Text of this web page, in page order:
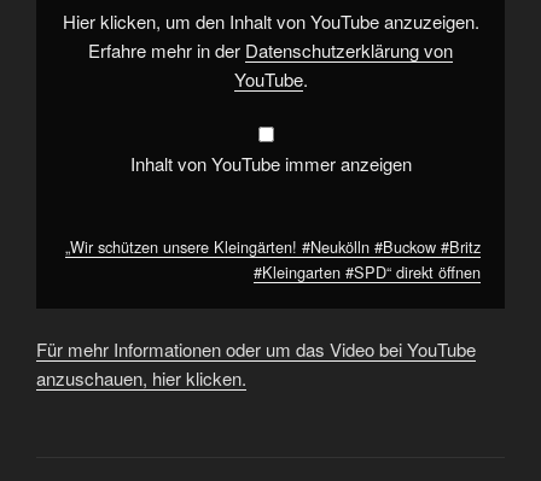
#Kleingarten
#SPD“
YouTube
Hier klicken, um den Inhalt von YouTube anzuzeigen.
Erfahre mehr in der Datenschutzerklärung von
YouTube.
Inhalt von YouTube immer anzeigen
„Wir schützen unsere Kleingärten! #Neukölln #Buckow #Britz
#Kleingarten #SPD“ direkt öffnen
Für mehr Informationen oder um das Video bei YouTube
anzuschauen, hier klicken.